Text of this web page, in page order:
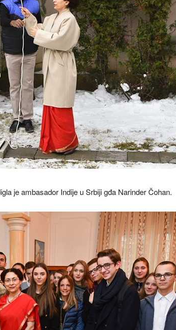
je ambasador Indije u Srbiji gđa Narinder Čohan.